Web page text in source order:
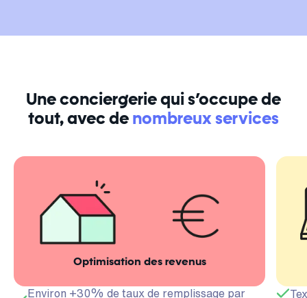
Une conciergerie qui s’occupe de
tout, avec denombreux services
Optimisation des revenus
Environ +30% de taux de remplissage par